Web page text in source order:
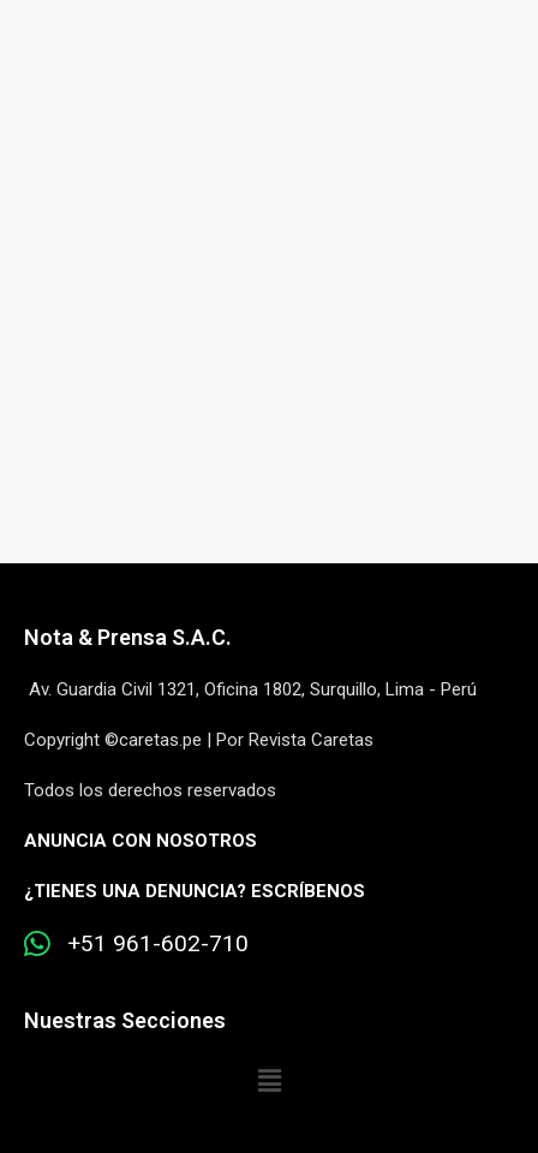
Nota & Prensa S.A.C.
Av. Guardia Civil 1321, Oficina 1802, Surquillo, Lima - Perú
Copyright ©caretas.pe | Por Revista Caretas
Todos los derechos reservados
ANUNCIA CON NOSOTROS
¿TIENES UNA DENUNCIA? ESCRÍBENOS
+51 961-602-710
Nuestras Secciones